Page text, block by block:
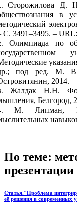
Сторожилова Д.
в
С. 3491–3495. –
Олимпиада по
под ред. М.
2014.
Жалдак Н.Н.
Белгород,
М. Липман,
По теме:
Статья."Проблема
её решения в современных